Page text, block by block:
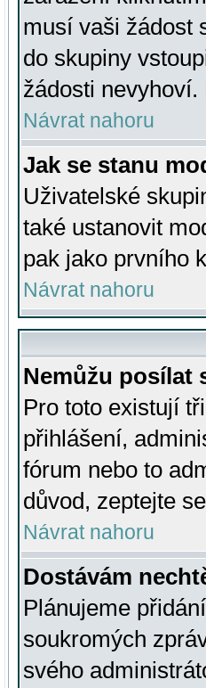
musí vaši žádost
do skupiny
žádosti nevyhoví.
Návrat nahoru
Jak se stanu
Uživatelské
také ustanovit
pak jako prvního
Návrat nahoru
Nemůžu posílat
Pro toto existují
přihlášení,
fórum nebo to
důvod, zeptejte
Návrat nahoru
Dostávám
Plánujeme
soukromých
svého